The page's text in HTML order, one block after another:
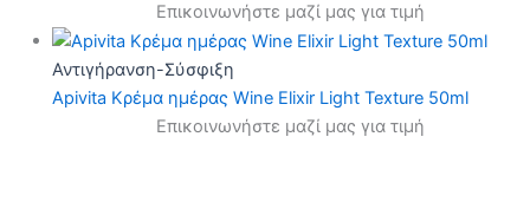
Επικοινωνήστε μαζί μας για τιμή
Αντιγήρανση-Σύσφιξη
Apivita Κρέμα ημέρας Wine Elixir Light Texture 50ml
Επικοινωνήστε μαζί μας για τιμή